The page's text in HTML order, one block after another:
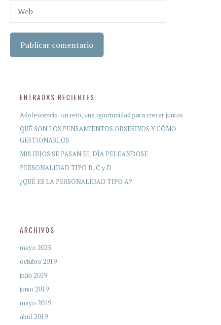
Web
ENTRADAS RECIENTES
Adolescencia: un reto, una oportunidad para crecer juntos
QUÉ SON LOS PENSAMIENTOS OBSESIVOS Y CÓMO
GESTIONARLOS
MIS HIJOS SE PASAN EL DÍA PELEANDOSE
PERSONALIDAD TIPO B, C y D
¿QUÉ ES LA PERSONALIDAD TIPO A?
ARCHIVOS
mayo 2025
octubre 2019
julio 2019
junio 2019
mayo 2019
abril 2019